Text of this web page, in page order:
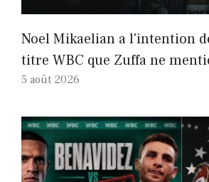
Noel Mikaelian a l'intention
titre WBC que Zuffa ne
5 août 2026